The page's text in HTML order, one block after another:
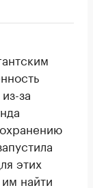
за
этих
найти